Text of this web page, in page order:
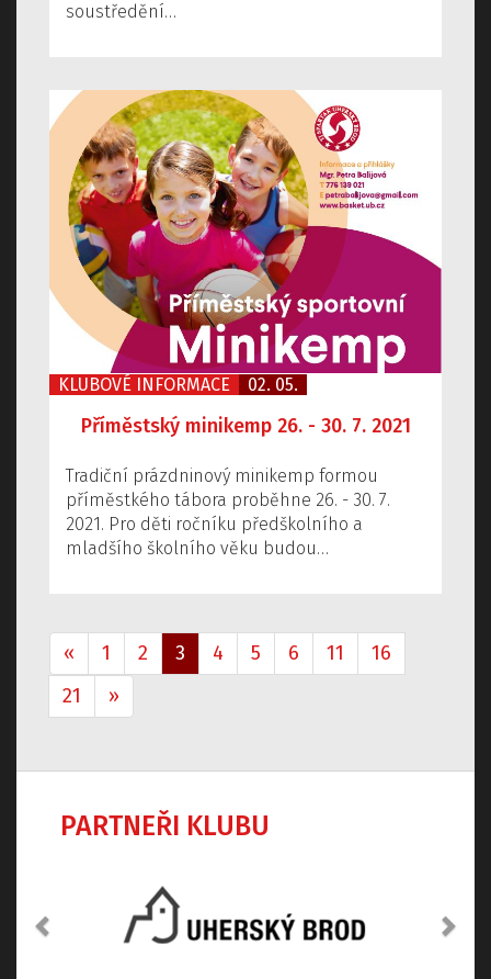
soustředění…
KLUBOVÉ INFORMACE 02. 05.
Příměstský minikemp 26. - 30. 7. 2021
Tradiční prázdninový minikemp formou
příměstkého tábora proběhne 26. - 30. 7.
2021. Pro děti ročníku předškolního a
mladšího školního věku budou…
« 1 2 3 4 5 6 11
16
21
»
PARTNEŘI KLUBU